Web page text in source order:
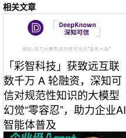
相关文章
「彩智科技」获致远互联
数千万 A 轮融资，深知可
信对规范性知识的大模型
幻觉“零容忍”，助力企业AI
智能体普及